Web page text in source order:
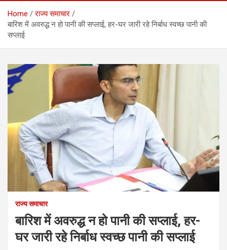
Home
राज्य समाचार
बारिश में अवरुद्ध न हो पानी की सप्लाई, हर-घर जारी रहे निर्बाध स्वच्छ पानी की
सप्लाई
राज्य समाचार
बारिश में अवरुद्ध न हो पानी की सप्लाई, हर-
घर जारी रहे निर्बाध स्वच्छ पानी की सप्लाई